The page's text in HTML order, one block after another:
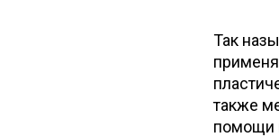
Так
также
помощи